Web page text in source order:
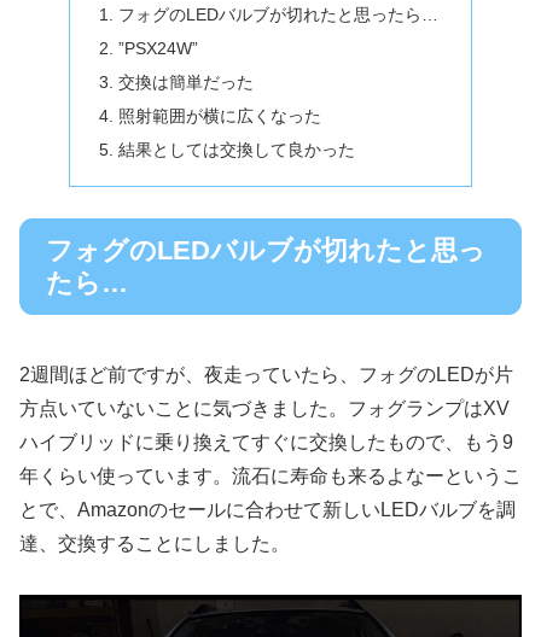
フォグのLEDバルブが切れたと思ったら…
”PSX24W”
交換は簡単だった
照射範囲が横に広くなった
結果としては交換して良かった
フォグのLEDバルブが切れたと思っ
たら…
2週間ほど前ですが、夜走っていたら、フォグのLEDが片
方点いていないことに気づきました。フォグランプはXV
ハイブリッドに乗り換えてすぐに交換したもので、もう9
年くらい使っています。流石に寿命も来るよなーというこ
とで、Amazonのセールに合わせて新しいLEDバルブを調
達、交換することにしました。